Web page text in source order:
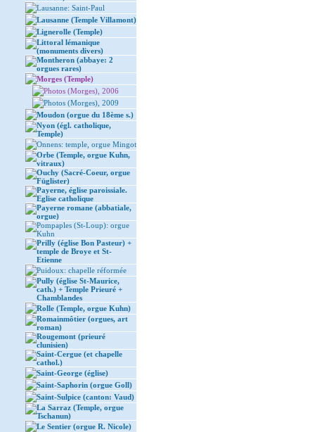
Lausanne: Saint-Paul
Lausanne (Temple Villamont)
Lignerolle (Temple)
Littoral lémanique
(monuments divers)
Montheron (abbaye: 2
orgues rares)
Morges (Temple)
Photos (Morges), 2006
Photos (Morges), 2009
Moudon (orgue du 18ème s.)
Nyon (égl. catholique,
Temple)
Onnens: temple, orgue Mingot
Orbe (Temple, orgue Kuhn,
vitraux)
Ouchy (Sacré-Coeur, orgue
Füglister)
Payerne, église paroissiale.
Eglise catholique
Payerne romane (abbatiale,
orgue)
Pompaples (St-Loup): orgue
Kuhn
Prilly (église Bon Pasteur) +
temple de Broye et St-
Etienne
Puidoux: chapelle réformée
Pully (église St-Maurice,
cath.) + Temple Prieuré +
Chamblandes
Rolle (Temple, orgue Kuhn)
Romainmôtier (orgues, art
roman)
Rougemont (prieuré
clunisien)
Saint-Cergue (et chapelle
cathol.)
Saint-George (église)
Saint-Saphorin (orgue Goll)
Saint-Sulpice (canton: Vaud)
La Sarraz (Temple, orgue
Tschanun)
Le Sentier (orgue R. Nicole)